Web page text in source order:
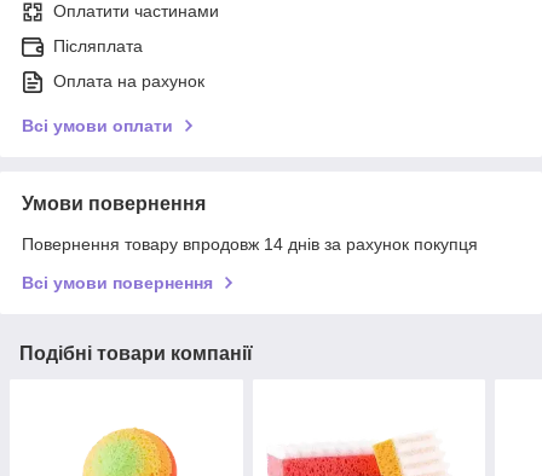
Оплатити частинами
Післяплата
Оплата на рахунок
Всі умови оплати
Умови повернення
Повернення товару впродовж 14 днів за рахунок покупця
Всі умови повернення
Подібні товари компанії